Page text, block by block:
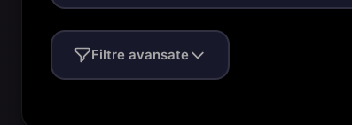
Filtre avansate